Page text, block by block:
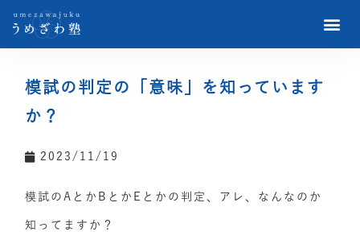
模試の判定の「意味」を知っています
か？
2023/11/19
模試のAとかBとかEとかの判定、アレ、なんなのか
知ってますか？